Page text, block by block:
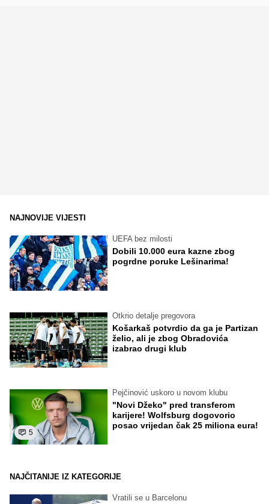
NAJNOVIJE VIJESTI
UEFA bez milosti
Dobili 10.000 eura kazne zbog
pogrdne poruke Lešinarima!
Otkrio detalje pregovora
Košarkaš potvrdio da ga je Partizan
želio, ali je zbog Obradovića
izabrao drugi klub
5
Pejčinović uskoro u novom klubu
"Novi Džeko" pred transferom
karijere! Wolfsburg dogovorio
posao vrijedan čak 25 miliona eura!
NAJČITANIJE IZ KATEGORIJE
Vratili se u Barcelonu